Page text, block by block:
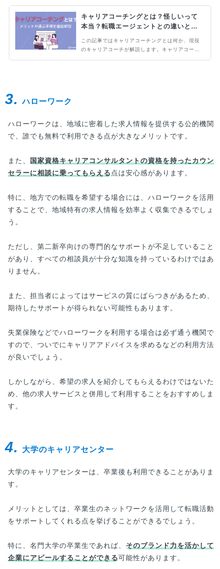
キャリアコーチングとは？怪しいって
本当？転職エージェントとの違いと特
この記事ではキャリアコーチングとは何か、現役
のキャリアコーチが解説します。キャリアコーチ
3. ハローワーク
ハローワークは、地域に密着した求人情報を提供する公的機関
で、誰でも無料で利用できる点が大きなメリットです。
また、
国家資格キャリアコンサルタントの資格を持ったカウン
セラーに相談に乗ってもらえる 点は安心感があります。
特に、地方での転職を希望する場合には、ハローワークを活用
することで、地域特有の求人情報を効率よく収集できるでしょ
う。
ただし、第二新卒向けの専門的なサポートが不足していること
があり、すべての相談員が十分な知識を持っているわけではあ
りません。
また、担当者によってはサービスの質にばらつきがあるため、
期待したサポートが得られない可能性もあります。
失業保険などでハローワークを利用する場合は必ず通う機関で
すので、ついでにキャリアアドバイスを求めるなどの利用方法
が良いでしょう。
しかしながら、希望の求人を紹介してもらえるわけではないた
め、他の求人サービスと併用して利用することをおすすめしま
す。
4. 大学のキャリアセンター
大学のキャリアセンターは、卒業後も利用できることがありま
す。
メリットとしては、卒業生のネットワークを活用して転職活動
をサポートしてくれる点を挙げることができるでしょう。
特に、名門大学の卒業生であれば、 そのブランド力を活かして
企業にアピールすることができる可能性があります。